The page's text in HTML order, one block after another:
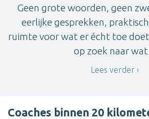
Geen grote woorden, geen
eerlijke gesprekken,
ruimte voor wat er écht toe
op zoek naar wat
Lees verder
Coaches binnen 20